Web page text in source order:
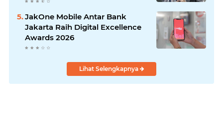
JakOne Mobile Antar Bank
Jakarta Raih Digital Excellence
Awards 2026
Lihat Selengkapnya